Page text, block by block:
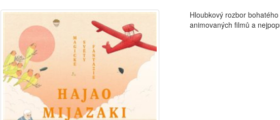
Hloubkový rozbor
animovaných filmů a